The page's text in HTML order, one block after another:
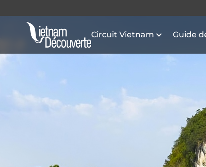
Circuit Vietnam Guide